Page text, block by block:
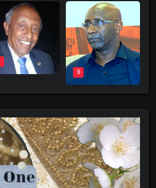
9